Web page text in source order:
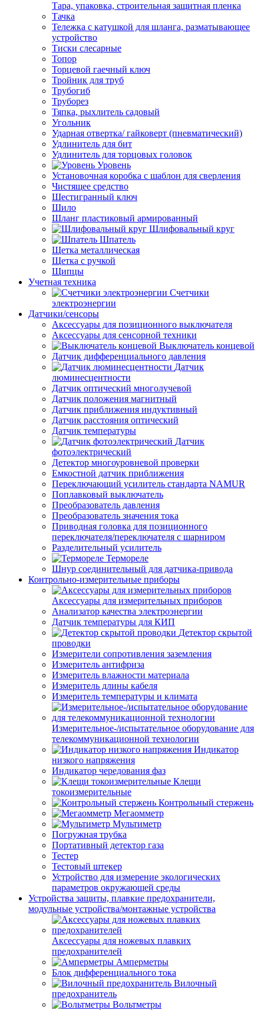
Тара, упаковка, строительная защитная пленка
Тачка
Тележка с катушкой для шланга, разматывающее
устройство
Тиски слесарные
Топор
Торцевой гаечный ключ
Тройник для труб
Трубогиб
Труборез
Тяпка, рыхлитель садовый
Угольник
Ударная отвертка/ гайковерт (пневматический)
Удлинитель для бит
Удлинитель для торцовых головок
Уровень
Установочная коробка с шаблон для сверления
Чистящее средство
Шестигранный ключ
Шило
Шланг пластиковый армированный
Шлифовальный круг
Шпатель
Щетка металлическая
Щетка с ручкой
Щипцы
Учетная техника
Счетчики
электроэнергии
Датчики/сенсоры
Аксессуары для позиционного выключателя
Аксессуары для сенсорной техники
Выключатель концевой
Датчик дифференциального давления
Датчик
люминесцентности
Датчик оптический многолучевой
Датчик положения магнитный
Датчик приближения индуктивный
Датчик расстояния оптический
Датчик температуры
Датчик
фотоэлектрический
Детектор многоуровневой проверки
Емкостной датчик приближения
Переключающий усилитель стандарта NAMUR
Поплавковый выключатель
Преобразователь давления
Преобразователь значения тока
Приводная головка для позиционного
переключателя/переключателя с шарниром
Разделительный усилитель
Термореле
Шнур соединительный для датчика-привода
Контрольно-измерительные приборы
Аксессуары для измерительных приборов
Анализатор качества электроэнергии
Датчик температуры для КИП
Детектор скрытой
проводки
Измерители сопротивления заземления
Измеритель антифриза
Измеритель влажности материала
Измеритель длины кабеля
Измеритель температуры и климата
Измерительное-/испытательное оборудование для
телекоммуникационной технологии
Индикатор
низкого напряжения
Индикатор чередования фаз
Клещи
токоизмерительные
Контрольный стержень
Мегаомметр
Мультиметр
Погружная трубка
Портативный детектор газа
Тестер
Тестовый штекер
Устройство для измерение экологических
параметров окружающей среды
Устройства защиты, плавкие предохранители,
модульные устройства/монтажные устройства
Аксессуары для ножевых плавких
предохранителей
Амперметры
Блок дифференциального тока
Вилочный
предохранитель
Вольтметры